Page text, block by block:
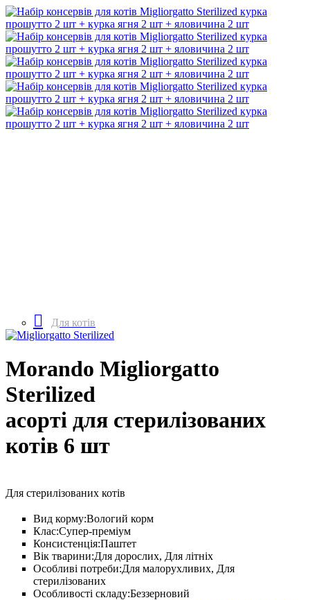
Для котів
Morando Migliorgatto
Sterilized
асорті для стерилізованих
котів 6 шт
Для стерилізованих котів
Вид корму:Вологий корм
Клас:Супер-преміум
Консистенція:Паштет
Вік тварини:Для дорослих, Для літніх
Особливі потреби:Для малорухливих, Для
стерилізованих
Особливості складу:Беззерновий